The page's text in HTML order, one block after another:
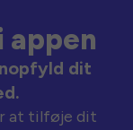
appen
dit
at tilføje dit